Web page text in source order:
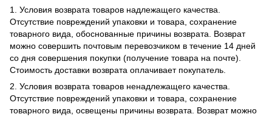
1. Условия возврата товаров надлежащего качества.
Отсутствие повреждений упаковки и товара, сохранение
товарного вида, обоснованные причины возврата. Возврат
можно совершить почтовым перевозчиком в течение 14 дней
со дня совершения покупки (получение товара на почте).
Стоимость доставки возврата оплачивает покупатель.
2. Условия возврата товаров ненадлежащего качества.
Отсутствие повреждений упаковки и товара, сохранение
товарного вида, освещены причины возврата. Возврат можно